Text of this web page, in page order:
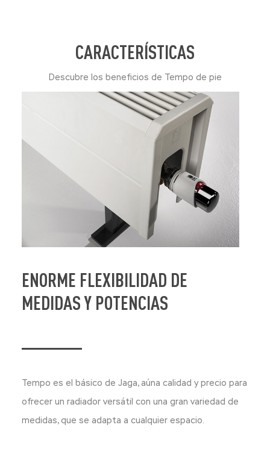
CARACTERÍSTICAS
Descubre los beneficios de Tempo de pie
ENORME FLEXIBILIDAD DE M
EDIDAS Y POTENCIAS
Tempo es el básico de Jaga, aúna calidad y precio para
ofrecer un radiador versátil con una gran variedad de
medidas, que se adapta a cualquier espacio.